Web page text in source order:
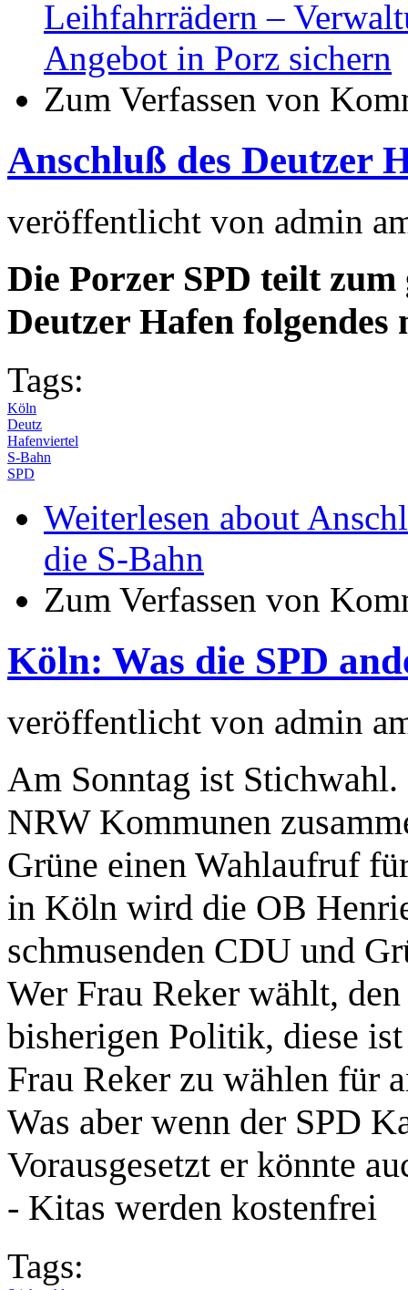
Leihfahrrädern –
Angebot in Porz sichern
Zum Verfassen von
Anschluß des Deutzer
veröffentlicht von admin
Die Porzer SPD teilt
Deutzer Hafen folgendes
Tags:
Köln
Deutz
Hafenviertel
S-Bahn
SPD
Weiterlesen about
die S-Bahn
Zum Verfassen von
Köln: Was die SPD
veröffentlicht von admin
Am Sonntag ist
NRW Kommunen
Grüne einen Wahlaufruf
in Köln wird die OB
schmusenden CDU und
Wer Frau Reker wählt,
bisherigen Politik, diese
Frau Reker zu wählen für
Was aber wenn der SPD
Vorausgesetzt er könnte
- Kitas werden kostenfrei
Tags: